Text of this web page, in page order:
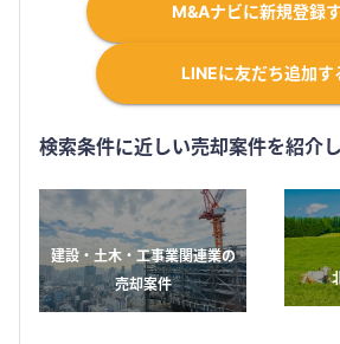
M&Aナビに新規登録
LINEに友だち追加す
検索条件に近しい売却案件を紹介
建設・土木・工事業関連業の
売却案件